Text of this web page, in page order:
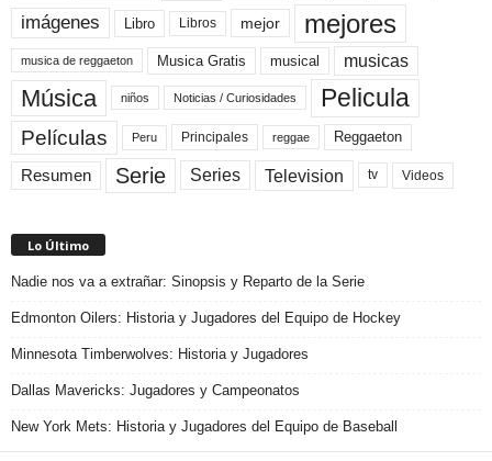
imágenes Libro Libros mejor mejores
musica de reggaeton Musica Gratis musical musicas
Música niños Noticias / Curiosidades Pelicula
Películas Peru Principales reggae Reggaeton
Resumen Serie Series Television tv Videos
Lo Último
Nadie nos va a extrañar: Sinopsis y Reparto de la Serie
Edmonton Oilers: Historia y Jugadores del Equipo de Hockey
Minnesota Timberwolves: Historia y Jugadores
Dallas Mavericks: Jugadores y Campeonatos
New York Mets: Historia y Jugadores del Equipo de Baseball